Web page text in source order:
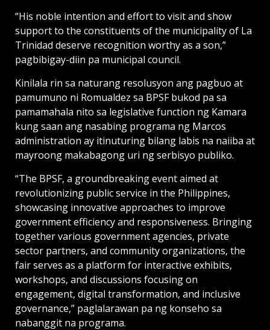
“His noble intention and effort to visit and show
support to the constituents of the municipality of La
Trinidad deserve recognition worthy as a son,”
pagbibigay-diin pa municipal council.
Kinilala rin sa naturang resolusyon ang pagbuo at
pamumuno ni Romualdez sa BPSF bukod pa sa
pamamahala nito sa legislative function ng Kamara
kung saan ang nasabing programa ng Marcos
administration ay itinuturing bilang labis na naiiba at
mayroong makabagong uri ng serbisyo publiko.
“The BPSF, a groundbreaking event aimed at
revolutionizing public service in the Philippines,
showcasing innovative approaches to improve
government efficiency and responsiveness. Bringing
together various government agencies, private
sector partners, and community organizations, the
fair serves as a platform for interactive exhibits,
workshops, and discussions focusing on
engagement, digital transformation, and inclusive
governance,” paglalarawan pa ng konseho sa
nabanggit na programa.